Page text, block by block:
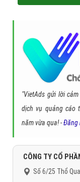
"VietAds gửi lời
dịch vụ quảng cáo
năm vừa qua! -Đăng
CÔNG TY CỔ
Số 6/25 Thổ